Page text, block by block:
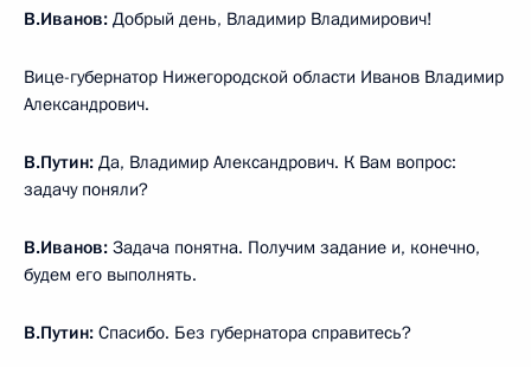
В.Иванов: Добрый день, Владимир Владимирович!
Вице-губернатор Нижегородской области Иванов Владимир
Александрович.
В.Путин: Да, Владимир Александрович. К Вам вопрос:
задачу поняли?
В.Иванов: Задача понятна. Получим задание и, конечно,
будем его выполнять.
В.Путин: Спасибо. Без губернатора справитесь?